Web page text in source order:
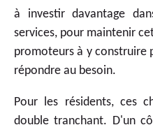
à investir davantage
services, pour maintenir
promoteurs à y construire
répondre au besoin.
Pour les résidents, ces
double tranchant. D'un